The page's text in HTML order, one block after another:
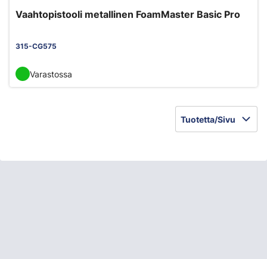
Vaahtopistooli metallinen FoamMaster Basic Pro
315-CG575
Varastossa
Tuotetta/Sivu